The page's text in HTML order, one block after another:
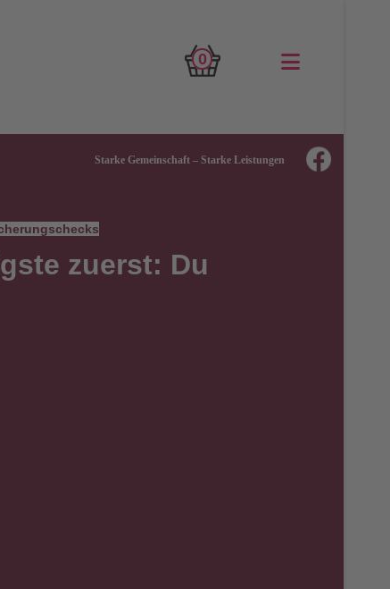
0
Starke Gemeinschaft – Starke Leistungen
zuerst: Du